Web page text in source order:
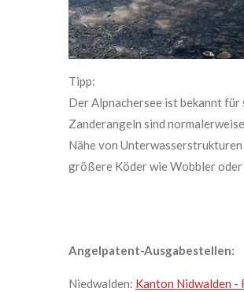
Tipp:
Der Alpnachersee ist bekannt für
Zanderangeln sind
Nähe von
größere Köder wie Wobbler oder
Angelpatent-Ausgabestellen:
Niedwalden: Kanton Nidwalden -